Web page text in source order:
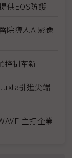
供EOS防護
院導入AI影像
控制革新
引進尖端
主打企業